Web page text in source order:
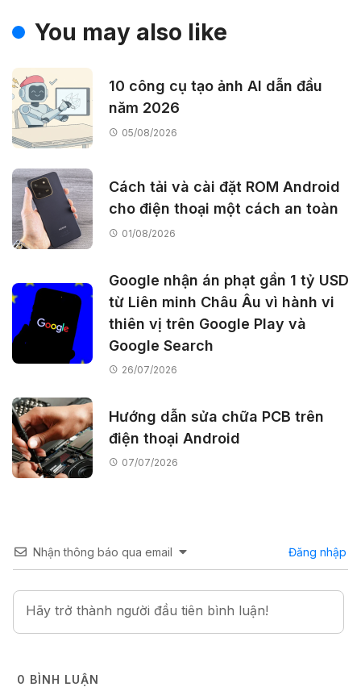
You may also like
10 công cụ tạo ảnh AI dẫn đầu
năm 2026
05/08/2026
Cách tải và cài đặt ROM Android
cho điện thoại một cách an toàn
01/08/2026
Google nhận án phạt gần 1 tỷ USD
từ Liên minh Châu Âu vì hành vi
thiên vị trên Google Play và
Google Search
26/07/2026
Hướng dẫn sửa chữa PCB trên
điện thoại Android
07/07/2026
Nhận thông báo qua email Đăng nhập
0 BÌNH LUẬN